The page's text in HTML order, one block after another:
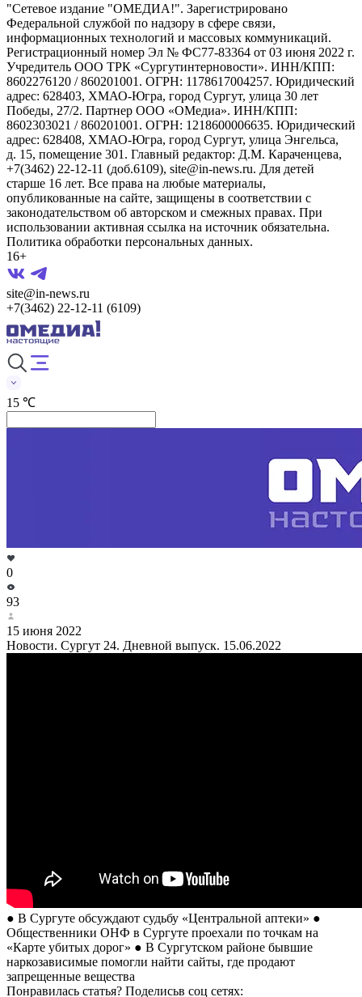
"Сетевое издание "ОМЕДИА!". Зарегистрировано
Федеральной службой по надзору в сфере связи,
информационных технологий и массовых коммуникаций.
Регистрационный номер Эл № ФС77-83364 от 03 июня 2022 г.
Учредитель ООО ТРК «Сургутинтерновости». ИНН/КПП:
8602276120 / 860201001. ОГРН: 1178617004257. Юридический
адрес: 628403, ХМАО-Югра, город Сургут, улица 30 лет
Победы, 27/2. Партнер ООО «ОМедиа». ИНН/КПП:
8602303021 / 860201001. ОГРН: 1218600006635. Юридический
адрес: 628408, ХМАО-Югра, город Сургут, улица Энгельса,
д. 15, помещение 301. Главный редактор: Д.М. Караченцева,
+7(3462) 22-12-11 (доб.6109), site@in-news.ru. Для детей
старше 16 лет. Все права на любые материалы,
опубликованные на сайте, защищены в соответствии с
законодательством об авторском и смежных правах. При
использовании активная ссылка на источник обязательна.
Политика обработки персональных данных.
16+
site@in-news.ru
+7(3462) 22-12-11 (6109)
15 ℃
0
93
15 июня 2022
Новости. Сургут 24. Дневной выпуск. 15.06.2022
● В Сургуте обсуждают судьбу «Центральной аптеки» ●
Общественники ОНФ в Сургуте проехали по точкам на
«Карте убитых дорог» ● В Сургутском районе бывшие
наркозависимые помогли найти сайты, где продают
запрещенные вещества
Понравилась статья? Поделиcьв соц сетях: